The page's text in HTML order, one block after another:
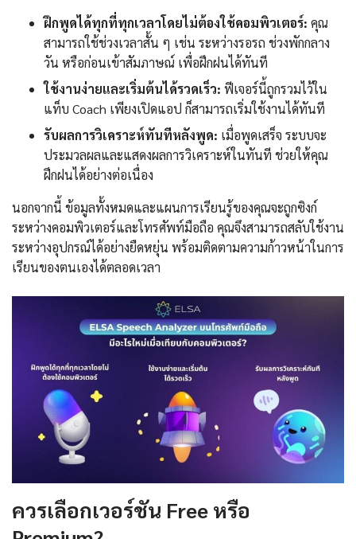
ฝึกพูดได้ทุกที่ทุกเวลาโดยไม่ต้องใช้คอมพิวเตอร์: คุณ
สามารถใช้ช่วงเวลาสั้น ๆ เช่น ระหว่างรอรถ ช่วงพักกลาง
วัน หรือก่อนเข้าสัมภาษณ์ เพื่อฝึกฝนได้ทันที
ใช้งานง่ายและเริ่มต้นได้รวดเร็ว: ฟีเจอร์นี้ถูกรวมไว้ใน
แท็บ Coach เพียงเปิดแอป ก็สามารถเริ่มใช้งานได้ทันที
รับผลการวิเคราะห์ทันทีหลังพูด: เมื่อพูดเสร็จ ระบบจะ
ประมวลผลและแสดงผลการวิเคราะห์ในทันที ช่วยให้คุณ
ฝึกฝนได้อย่างต่อเนื่อง
นอกจากนี้ ข้อมูลทั้งหมดและแผนการเรียนรู้ของคุณจะถูกซิงก์
ระหว่างคอมพิวเตอร์และโทรศัพท์มือถือ คุณจึงสามารถสลับใช้งาน
ระหว่างอุปกรณ์ได้อย่างยืดหยุ่น พร้อมติดตามความก้าวหน้าในการ
เรียนของตนเองได้ตลอดเวลา
ควรเลือกเวอร์ชัน Free หรือ